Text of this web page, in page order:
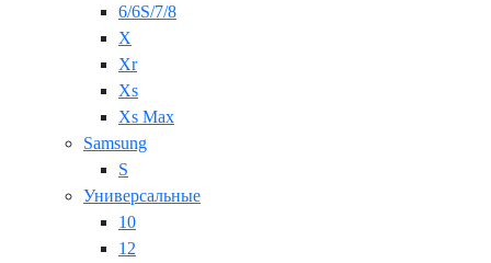
6/6S/7/8
X
Xr
Xs
Xs Max
Samsung
S
Универсальные
10
12